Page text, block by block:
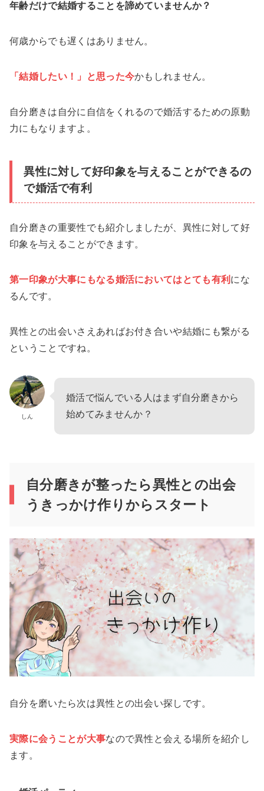
年齢だけで結婚することを諦めていませんか？
何歳からでも遅くはありません。
「結婚したい！」と思った今かもしれません。
自分磨きは自分に自信をくれるので婚活するための原動
力にもなりますよ。
異性に対して好印象を与えることができるの
で婚活で有利
自分磨きの重要性でも紹介しましたが、異性に対して好
印象を与えることができます。
第一印象が大事にもなる婚活においてはとても有利 にな
るんです。
異性との出会いさえあればお付き合いや結婚にも繋がる
ということですね。
しん
婚活で悩んでいる人はまず自分磨きから
始めてみませんか？
自分磨きが整ったら異性との出会
うきっかけ作りからスタート
自分を磨いたら次は異性との出会い探しです。
実際に会うことが大事なので異性と会える場所を紹介し
ます。